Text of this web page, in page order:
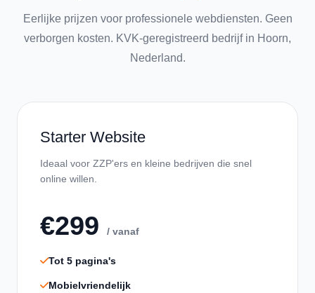
Eerlijke prijzen voor professionele webdiensten. Geen
verborgen kosten. KVK-geregistreerd bedrijf in Hoorn,
Nederland.
Starter Website
Ideaal voor ZZP'ers en kleine bedrijven die snel
online willen.
€299 / vanaf
Tot 5 pagina's
Mobielvriendelijk